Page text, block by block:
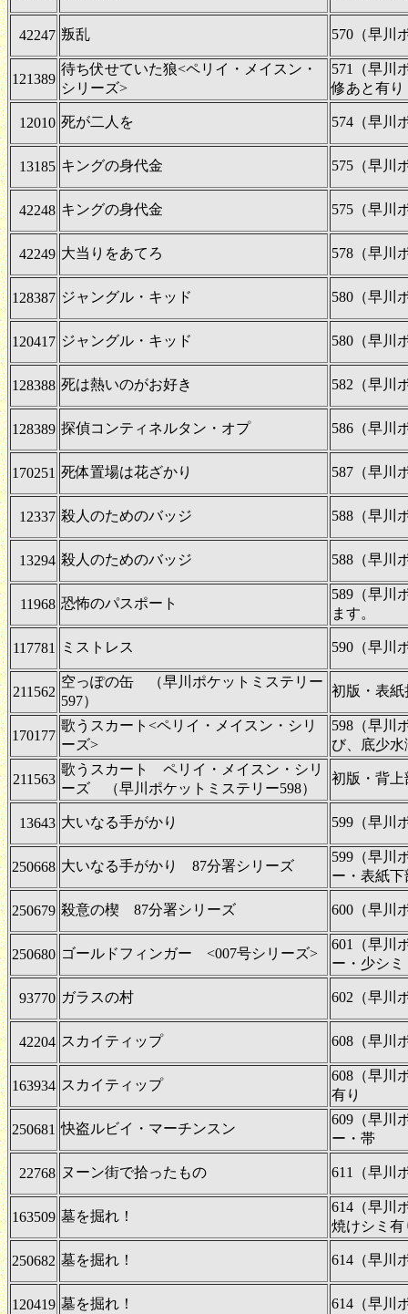
42247 叛乱 570（早川
121389
待ち伏せていた狼<ペリイ・メイスン・
シリーズ>
571（早川
修あと有り
12010 死が二人を 574（早川
13185 キングの身代金 575（早川
42248 キングの身代金 575（早川
42249 大当りをあてろ 578（早川
128387 ジャングル・キッド 580（早川
120417 ジャングル・キッド 580（早川
128388 死は熱いのがお好き 582（早川
128389 探偵コンティネルタン・オプ 586（早川
170251 死体置場は花ざかり 587（早川
12337 殺人のためのバッジ 588（早川
13294 殺人のためのバッジ 588（早川
11968 恐怖のパスポート
589（早川
ます。
117781 ミストレス 590（早川
211562
空っぽの缶 （早川ポケットミステリー
597）
初版・表
170177
歌うスカート<ペリイ・メイスン・シリ
ーズ>
598（早川
び、底少
211563
歌うスカート ペリイ・メイスン・シリ
ーズ （早川ポケットミステリー598）
初版・背
13643 大いなる手がかり 599（早川
250668 大いなる手がかり 87分署シリーズ
599（早川
ー・表紙
250679 殺意の楔 87分署シリーズ 600（早川
250680 ゴールドフィンガー <007号シリーズ>
601（早川
ー・少シミ
93770 ガラスの村 602（早川
42204 スカイティップ 608（早川
163934 スカイティップ
608（早川
有り
250681 快盗ルビイ・マーチンスン
609（早川
ー・帯
22768 ヌーン街で拾ったもの 611（早川
163509 墓を掘れ！
614（早川
焼けシミ有
250682 墓を掘れ！ 614（早川
120419 墓を掘れ！ 614（早川